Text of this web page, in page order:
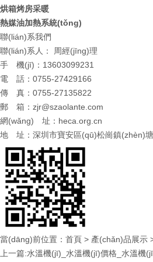
烘箱烤房采暖
熱媒油加熱系統(tǒng)
聯(lián)系我們
聯(lián)系人： 周經(jīng)理
手 機(jī)：13603099231
電 話：0755-27429166
傳 真：0755-27135822
郵 箱： zjr@szaolante.com
網(wǎng) 址： heca.org.cn
地 址：深圳市寶安區(qū)松崗鎮(zhèn)
當(dāng)前位置： 首頁 > 產(chǎn)品展示
上一篇:水溫機(jī)_水溫機(jī)價格_水溫機